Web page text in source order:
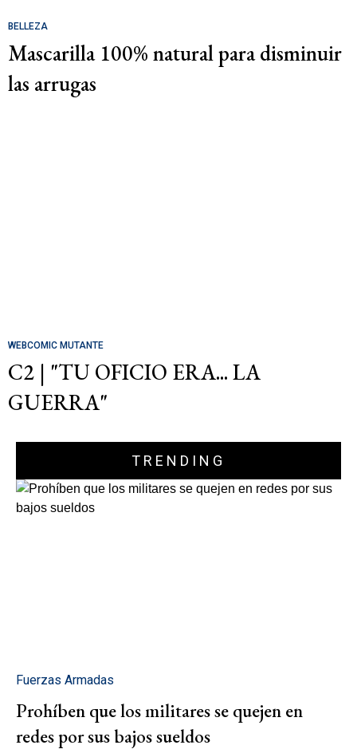
BELLEZA
Mascarilla 100% natural para disminuir
las arrugas
WEBCOMIC MUTANTE
C2 | "TU OFICIO ERA... LA
GUERRA"
TRENDING
Fuerzas Armadas
Prohíben que los militares se quejen en
redes por sus bajos sueldos